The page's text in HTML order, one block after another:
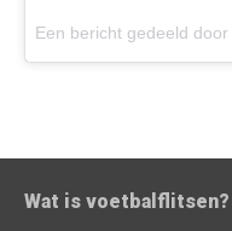
Een bericht gedeeld door
Wat is voetbalflitsen?